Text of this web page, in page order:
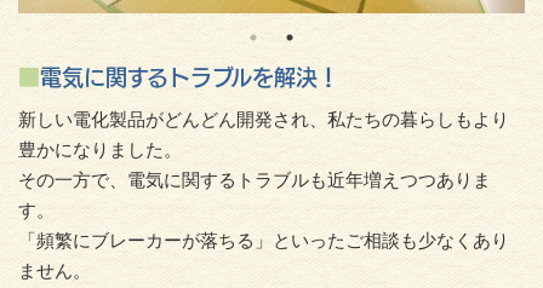
■電気に関するトラブルを解決！
新しい電化製品がどんどん開発され、私たちの暮らしもより
豊かになりました。
その一方で、電気に関するトラブルも近年増えつつありま
す。
「頻繁にブレーカーが落ちる」といったご相談も少なくあり
ません。